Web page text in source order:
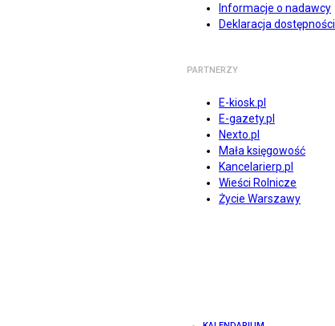
Informacje o nadawcy
Deklaracja dostępności
PARTNERZY
E-kiosk.pl
E-gazety.pl
Nexto.pl
Mała księgowość
Kancelarierp.pl
Wieści Rolnicze
Życie Warszawy